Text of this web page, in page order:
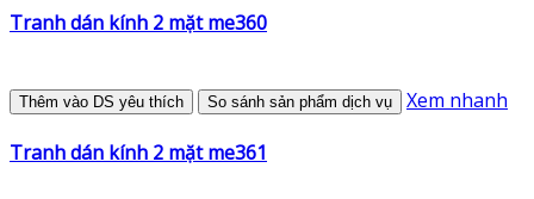
Tranh dán kính 2 mặt me360
Thêm vào DS yêu thích So sánh sản phẩm dịch vụ Xem nhanh
Tranh dán kính 2 mặt me361